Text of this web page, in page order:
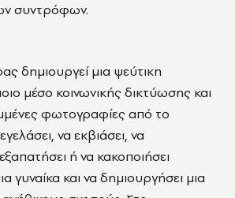
συντρόφων.
δημιουργεί μια ψεύτικη
μέσο κοινωνικής δικτύωσης και
φωτογραφίες από το
να εκβιάσει, να
ή να κακοποιήσει
γυναίκα και να δημιουργήσει μια